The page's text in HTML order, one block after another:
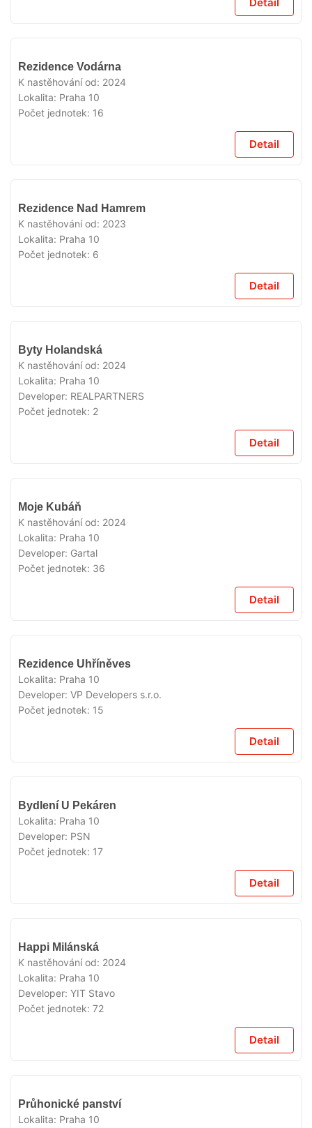
Rezidence Vodárna
K nastěhování od: 2024
Lokalita: Praha 10
Počet jednotek: 16
Detail
Rezidence Nad Hamrem
K nastěhování od: 2023
Lokalita: Praha 10
Počet jednotek: 6
Detail
Byty Holandská
K nastěhování od: 2024
Lokalita: Praha 10
Developer: REALPARTNERS
Počet jednotek: 2
Detail
Moje Kubáň
K nastěhování od: 2024
Lokalita: Praha 10
Developer: Gartal
Počet jednotek: 36
Detail
Rezidence Uhříněves
Lokalita: Praha 10
Developer: VP Developers s.r.o.
Počet jednotek: 15
Detail
Bydlení U Pekáren
Lokalita: Praha 10
Developer: PSN
Počet jednotek: 17
Detail
Happi Milánská
K nastěhování od: 2024
Lokalita: Praha 10
Developer: YIT Stavo
Počet jednotek: 72
Detail
Průhonické panství
Lokalita: Praha 10